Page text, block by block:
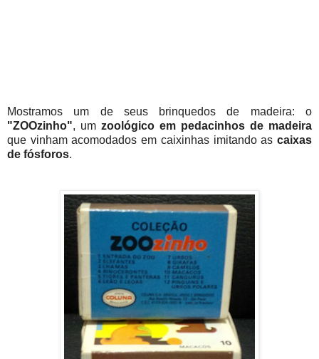
Mostramos um de seus brinquedos de madeira: o
"ZOOzinho", um zoológico em pedacinhos de madeira
que vinham acomodados em caixinhas imitando as caixas
de fósforos.